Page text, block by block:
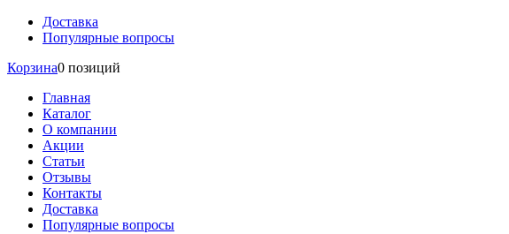
Доставка
Популярные вопросы
Корзина0 позиций
Главная
Каталог
О компании
Акции
Статьи
Отзывы
Контакты
Доставка
Популярные вопросы